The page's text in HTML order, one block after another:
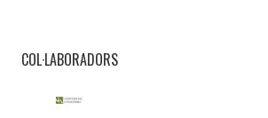
COL·LABORADORS